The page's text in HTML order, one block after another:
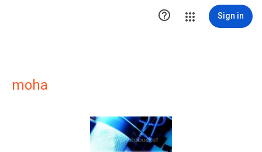
 Sign in
moha